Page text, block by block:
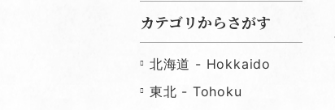
カテゴリからさがす
北海道 - Hokkaido
東北 - Tohoku